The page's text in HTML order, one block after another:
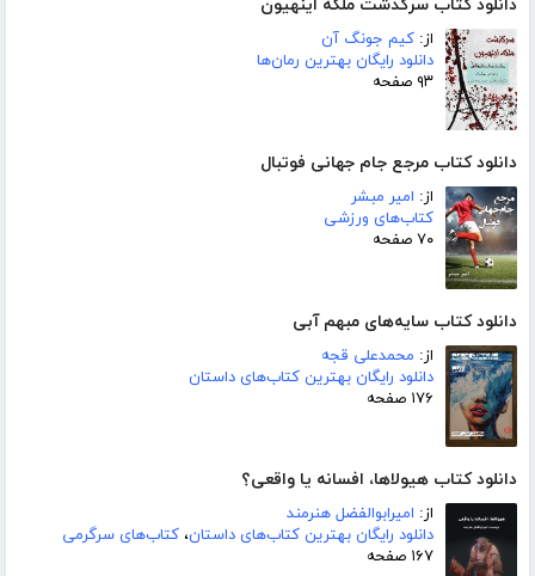
دانلود کتاب سرگذشت ملکه اینهیون
از: کیم جونگ آن
دانلود رایگان بهترین رمان‌ها
۹۳ صفحه
دانلود کتاب مرجع جام جهانی فوتبال
از: امیر مبشر
کتاب‌های ورزشی
۷۰ صفحه
دانلود کتاب سایه‌های مبهم آبی
از: محمدعلی قجه
دانلود رایگان بهترین کتاب‌های داستان
۱۷۶ صفحه
دانلود کتاب هیولاها، افسانه یا واقعی؟
از: امیرابوالفضل هنرمند
دانلود رایگان بهترین کتاب‌های داستان، کتاب‌های سرگرمی
۱۶۷ صفحه